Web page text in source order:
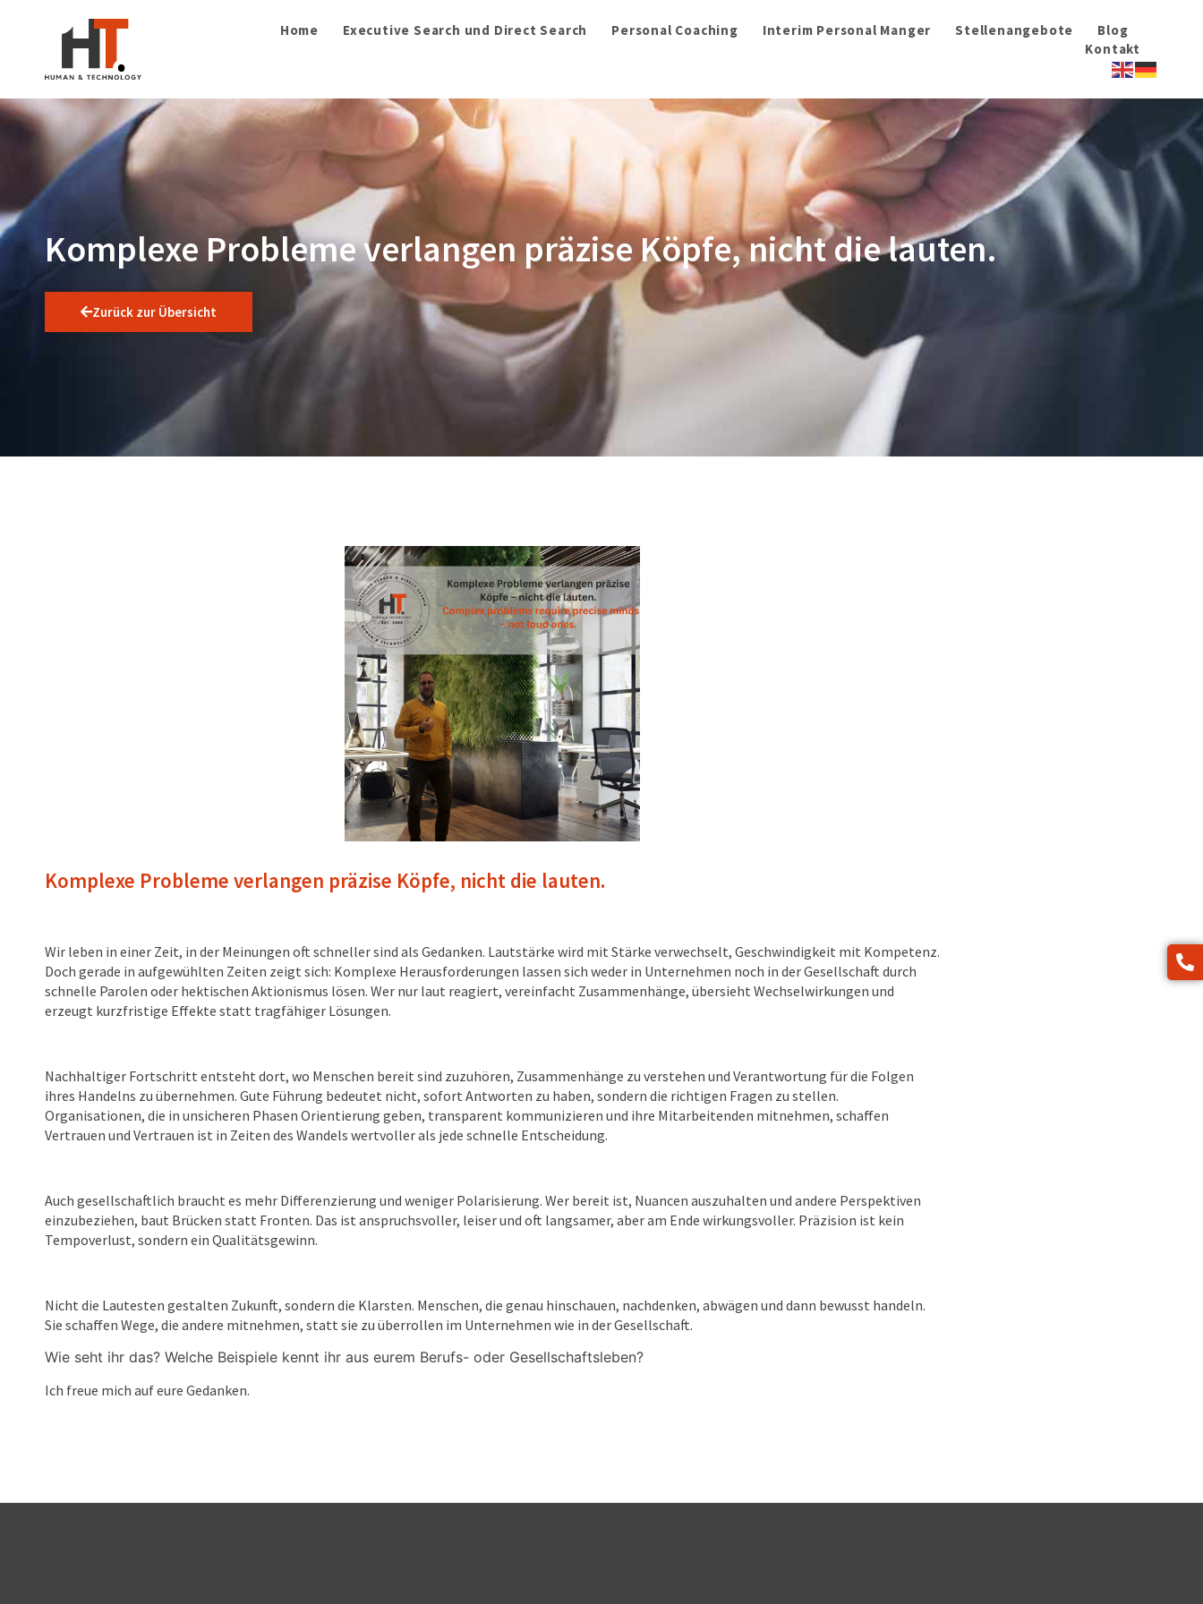
Home Executive Search und Direct Search Personal Coaching Interim Personal Manger Stellenangebote
Blog
Kontakt
Komplexe Probleme verlangen präzise Köpfe, nicht die lauten.
Zurück zur Übersicht
Komplexe Probleme verlangen präzise Köpfe, nicht die lauten.
Wir leben in einer Zeit, in der Meinungen oft schneller sind als Gedanken. Lautstärke wird mit Stärke verwechselt, Geschwindigkeit mit Kompetenz.
Doch gerade in aufgewühlten Zeiten zeigt sich: Komplexe Herausforderungen lassen sich weder in Unternehmen noch in der Gesellschaft durch
schnelle Parolen oder hektischen Aktionismus lösen. Wer nur laut reagiert, vereinfacht Zusammenhänge, übersieht Wechselwirkungen und
erzeugt kurzfristige Effekte statt tragfähiger Lösungen.
Nachhaltiger Fortschritt entsteht dort, wo Menschen bereit sind zuzuhören, Zusammenhänge zu verstehen und Verantwortung für die Folgen
ihres Handelns zu übernehmen. Gute Führung bedeutet nicht, sofort Antworten zu haben, sondern die richtigen Fragen zu stellen.
Organisationen, die in unsicheren Phasen Orientierung geben, transparent kommunizieren und ihre Mitarbeitenden mitnehmen, schaffen
Vertrauen und Vertrauen ist in Zeiten des Wandels wertvoller als jede schnelle Entscheidung.
Auch gesellschaftlich braucht es mehr Differenzierung und weniger Polarisierung. Wer bereit ist, Nuancen auszuhalten und andere Perspektiven
einzubeziehen, baut Brücken statt Fronten. Das ist anspruchsvoller, leiser und oft langsamer, aber am Ende wirkungsvoller. Präzision ist kein
Tempoverlust, sondern ein Qualitätsgewinn.
Nicht die Lautesten gestalten Zukunft, sondern die Klarsten. Menschen, die genau hinschauen, nachdenken, abwägen und dann bewusst handeln.
Sie schaffen Wege, die andere mitnehmen, statt sie zu überrollen im Unternehmen wie in der Gesellschaft.
Wie seht ihr das? Welche Beispiele kennt ihr aus eurem Berufs- oder Gesellschaftsleben?
Ich freue mich auf eure Gedanken.